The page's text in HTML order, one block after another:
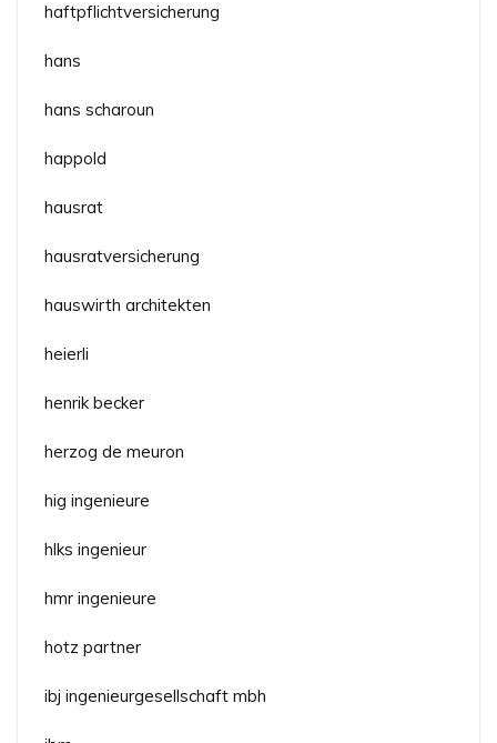
haftpflichtversicherung
hans
hans scharoun
happold
hausrat
hausratversicherung
hauswirth architekten
heierli
henrik becker
herzog de meuron
hig ingenieure
hlks ingenieur
hmr ingenieure
hotz partner
ibj ingenieurgesellschaft mbh